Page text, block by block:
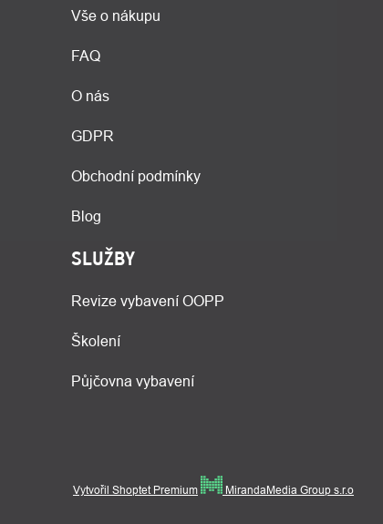
Vše o nákupu
FAQ
O nás
GDPR
Obchodní podmínky
Blog
SLUŽBY
Revize vybavení OOPP
Školení
Půjčovna vybavení
Vytvořil Shoptet Premium MirandaMedia Group s.r.o